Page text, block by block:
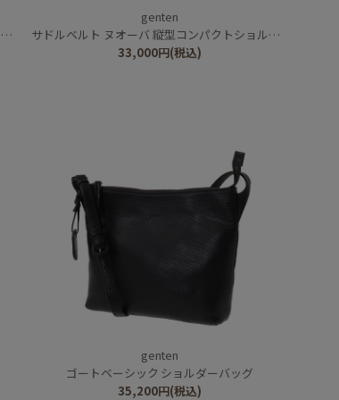
genten
サドルベルト ヌオーバ 縦型コンパクトショルダーバッグ
33,000円(税込)
genten
ゴートベーシック ショルダーバッグ
35,200円(税込)